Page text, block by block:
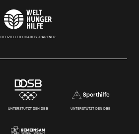
OFFIZIELLER CHARITY-PARTNER
UNTERSTÜTZT DEN DBB UNTERSTÜTZT DEN DBB